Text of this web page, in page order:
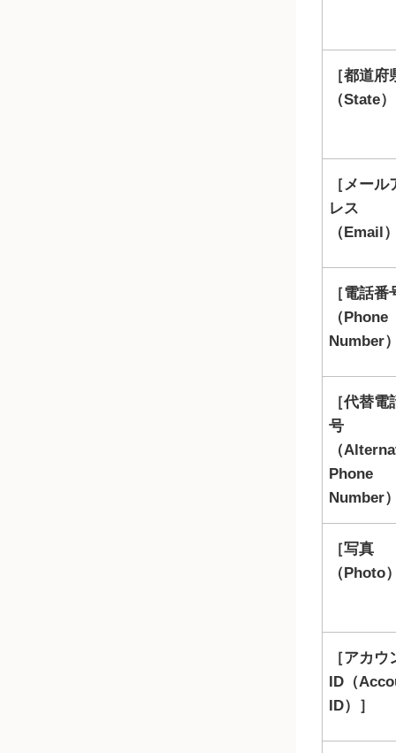
都道府
（State）
メール
レス
（Email
電話番
（Phone
Number
代替電
号
（
Phone
Number
写真
（Photo
アカウ
ID（
ID）